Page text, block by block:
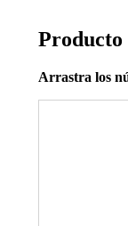
Producto
Arrastra los